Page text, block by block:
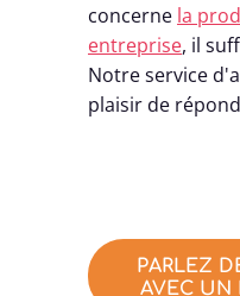
concerne la
entreprise, il
Notre service
plaisir de
PARLEZ
AVEC UN